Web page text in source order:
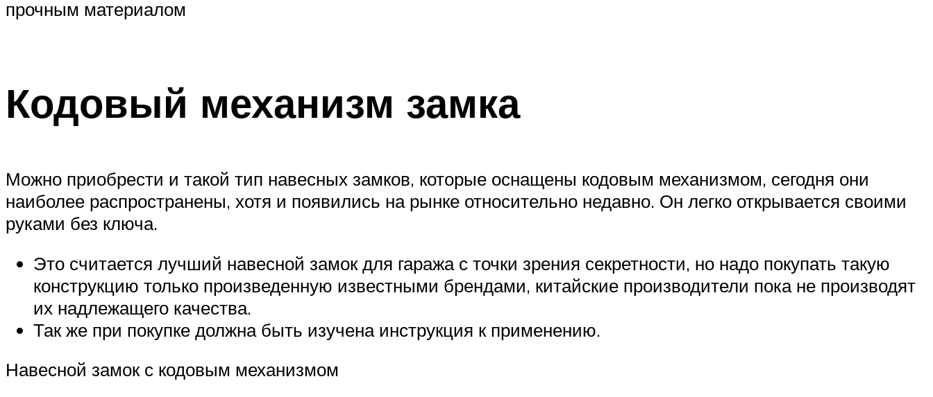
прочным материалом
Кодовый механизм замка
Можно приобрести и такой тип навесных замков, которые оснащены кодовым механизмом, сегодня они
наиболее распространены, хотя и появились на рынке относительно недавно. Он легко открывается своими
руками без ключа.
Это считается лучший навесной замок для гаража с точки зрения секретности, но надо покупать такую
конструкцию только произведенную известными брендами, китайские производители пока не производят
их надлежащего качества.
Так же при покупке должна быть изучена инструкция к применению.
Навесной замок с кодовым механизмом